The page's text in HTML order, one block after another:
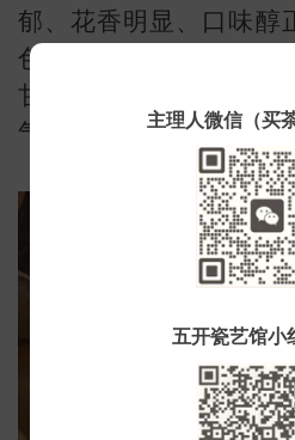
主理人微信（买
五开瓷艺馆小
小
郁、花香明显、口味醇
色乌亮、汤色金黄、香
甘。陈香型铁观音茶色
气纯正、滋味厚重。